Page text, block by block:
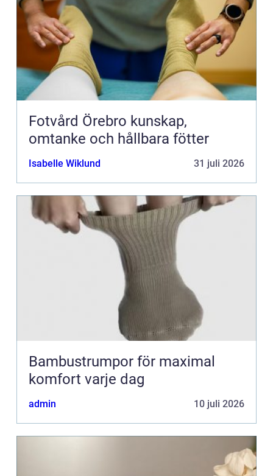
Fotvård Örebro kunskap,
omtanke och hållbara fötter
Isabelle Wiklund 31 juli 2026
Bambustrumpor för maximal
komfort varje dag
admin 10 juli 2026